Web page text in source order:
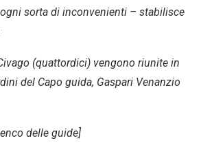
sorta di inconvenienti – stabilisce
(quattordici) vengono riunite in
del Capo guida, Gaspari Venanzio
delle guide]